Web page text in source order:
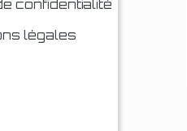
confidentialité
légales